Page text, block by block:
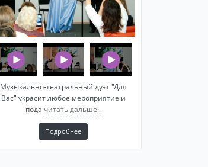
Музыкально-театральный дуэт "Для
Вас" украсит любое мероприятие и
пода читать дальше..
Подробнее